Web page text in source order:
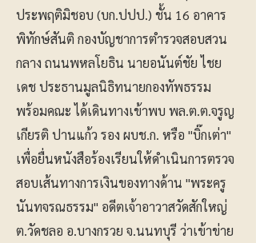
ประพฤติมิชอบ (บก.ปปป.) ชั้น 16 อาคาร
พิทักษ์สันติ กองบัญชาการตำรวจสอบสวน
กลาง ถนนพหลโยธิน นายอนันต์ชัย ไชย
เดช ประธานมูลนิธิทนายกองทัพธรรม
พร้อมคณะ ได้เดินทางเข้าพบ พล.ต.ต.จรูญ
เกียรติ ปานแก้ว รอง ผบช.ก. หรือ "บิ๊กเต่า"
เพื่อยื่นหนังสือร้องเรียนให้ดำเนินการตรวจ
สอบเส้นทางการเงินของทางด้าน "พระครู
นันทจรณธรรม" อดีตเจ้าอาวาสวัดสักใหญ่
ต.วัดชลอ อ.บางกรวย จ.นนทบุรี ว่าเข้าข่าย